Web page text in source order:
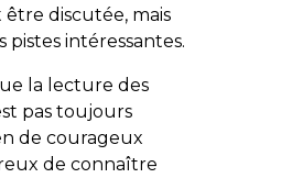
discutée, mais
pistes intéressantes.
la lecture des
pas toujours
de courageux
de connaître